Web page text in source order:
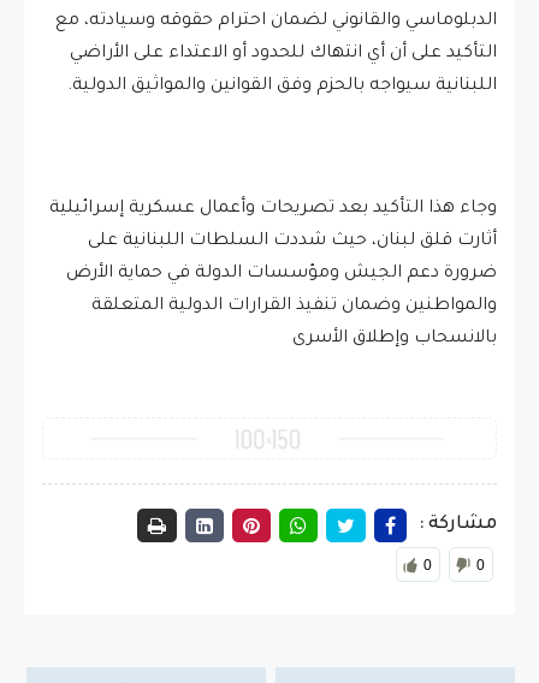
الدبلوماسي والقانوني لضمان احترام حقوقه وسيادته، مع
التأكيد على أن أي انتهاك للحدود أو الاعتداء على الأراضي
اللبنانية سيواجه بالحزم وفق القوانين والمواثيق الدولية.
وجاء هذا التأكيد بعد تصريحات وأعمال عسكرية إسرائيلية
أثارت قلق لبنان، حيث شددت السلطات اللبنانية على
ضرورة دعم الجيش ومؤسسات الدولة في حماية الأرض
والمواطنين وضمان تنفيذ القرارات الدولية المتعلقة
بالانسحاب وإطلاق الأسرى
مشاركة :
0 0